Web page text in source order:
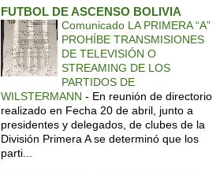
FUTBOL DE ASCENSO BOLIVIA
Comunicado LA PRIMERA “A”
PROHÍBE TRANSMISIONES
DE TELEVISIÓN O
STREAMING DE LOS
PARTIDOS DE
WILSTERMANN - En reunión de directorio
realizado en Fecha 20 de abril, junto a
presidentes y delegados, de clubes de la
División Primera A se determinó que los
parti...